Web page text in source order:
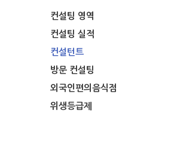
컨설팅 영역
컨설팅 실적
컨설턴트
방문 컨설팅
외국인편의음식점
위생등급제